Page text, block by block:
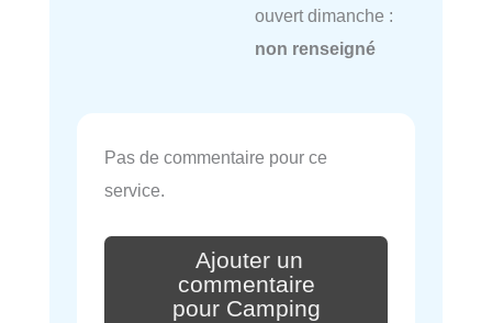
ouvert dimanche :
non renseigné
Pas de commentaire pour ce
service.
Ajouter un
commentaire
pour Camping